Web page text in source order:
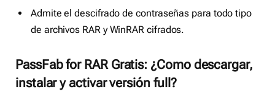
Admite el descifrado de contraseñas para todo tipo
de archivos RAR y WinRAR cifrados.
PassFab for RAR Gratis: ¿Como descargar,
instalar y activar versión full?